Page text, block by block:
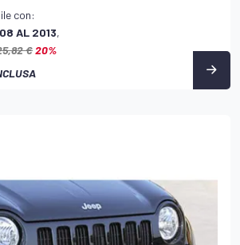
con:
AL 2013,
€20%